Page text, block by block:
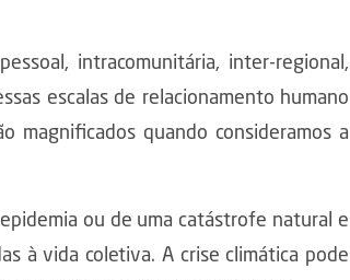
intracomunitária, inter-regional,
escalas de relacionamento humano
magnificados quando consideramos a
ou de uma catástrofe natural e
à vida coletiva. A crise climática pode